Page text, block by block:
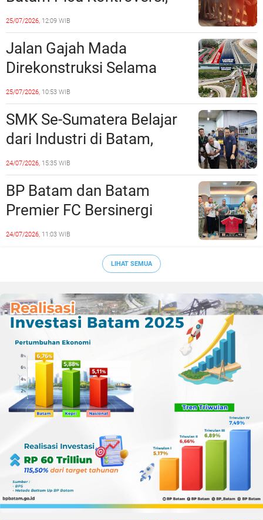
Dinilai Bermuatan Sensual
25/07/2026, 12:09 WIB
Jalan Gajah Mada
Direkonstruksi Selama
Empat Minggu, Ini Skema
Rekayasa Lalu Lintasnya
25/07/2026, 10:53 WIB
SMK Se-Sumatera Belajar
dari Industri di Batam,
Siapkan Lulusan Siap Kerja
Era Digital
24/07/2026, 15:35 WIB
BP Batam dan Batam
Premier FC Bersinergi
Cetak Generasi Emas
24/07/2026, 11:03 WIB
LIHAT SEMUA